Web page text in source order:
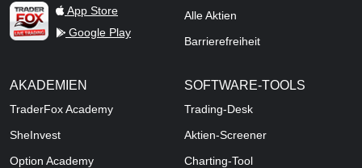
TraderFox Live Trading
App Store
Google Play
Alle Aktien
Barrierefreiheit
AKADEMIEN
TraderFox Academy
SheInvest
Option Academy
SOFTWARE-TOOLS
Trading-Desk
Aktien-Screener
Charting-Tool